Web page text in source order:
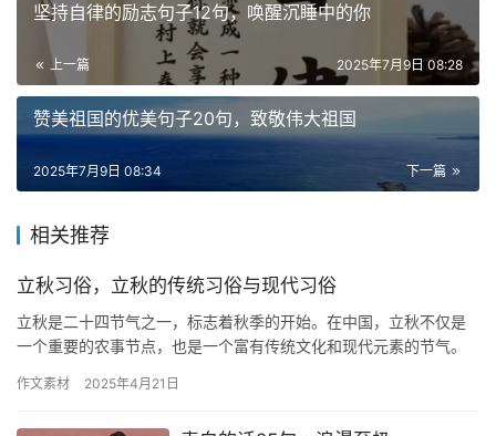
坚持自律的励志句子12句，唤醒沉睡中的你
上一篇 2025年7月9日 08:28
赞美祖国的优美句子20句，致敬伟大祖国
下一篇
2025年7月9日 08:34
相关推荐
立秋习俗，立秋的传统习俗与现代习俗
立秋是二十四节气之一，标志着秋季的开始。在中国，立秋不仅是
一个重要的农事节点，也是一个富有传统文化和现代元素的节气。
这…
作文素材 2025年4月21日